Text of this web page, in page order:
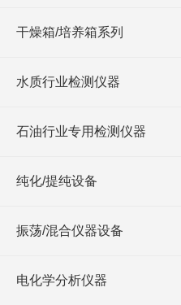
干燥箱/培养箱系列
水质行业检测仪器
石油行业专用检测仪器
纯化/提纯设备
振荡/混合仪器设备
电化学分析仪器